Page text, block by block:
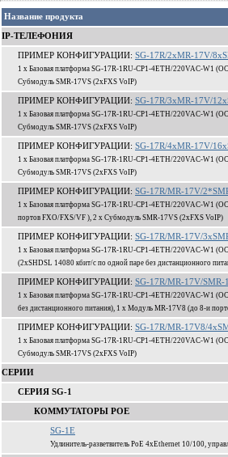
Название продукта
IP-ТЕЛЕФОНИЯ
ПРИМЕР КОНФИГУРАЦИИ: SG-17R/2xMR-17V/
1 x Базовая платформа SG-17R-1RU-CP1-4ETH/220VAC-W1
Субмодуль SMR-17VS (2xFXS VoIP)
ПРИМЕР КОНФИГУРАЦИИ: SG-17R/3xMR-17V/
1 x Базовая платформа SG-17R-1RU-CP1-4ETH/220VAC-W1
Субмодуль SMR-17VS (2xFXS VoIP)
ПРИМЕР КОНФИГУРАЦИИ: SG-17R/4xMR-17V/
1 x Базовая платформа SG-17R-1RU-CP1-4ETH/220VAC-W1
Субмодуль SMR-17VS (2xFXS VoIP)
ПРИМЕР КОНФИГУРАЦИИ: SG-17R/MR-17V/
1 x Базовая платформа SG-17R-1RU-CP1-4ETH/220VAC-W1
портов FXO/FXS/VF ), 2 x Субмодуль SMR-17VS (2xFXS VoIP)
ПРИМЕР КОНФИГУРАЦИИ: SG-17R/MR-17V/
1 x Базовая платформа SG-17R-1RU-CP1-4ETH/220VAC-W1
(2xSHDSL 14080 кбит/c по одной паре без дистанционного
ПРИМЕР КОНФИГУРАЦИИ: SG-17R/MR-17V/
1 x Базовая платформа SG-17R-1RU-CP1-4ETH/220VAC-W1
без дистанционного питания), 1 x Модуль MR-17V8 (до 8-и
ПРИМЕР КОНФИГУРАЦИИ: SG-17R/MR-17V8/
1 x Базовая платформа SG-17R-1RU-CP1-4ETH/220VAC-W1
Субмодуль SMR-17VS (2xFXS VoIP)
СЕРИИ
СЕРИЯ SG-1
КОММУТАТОРЫ POE
SG-1E
Удлинитель-разветвитель PoE 4xEthernet 10/100,